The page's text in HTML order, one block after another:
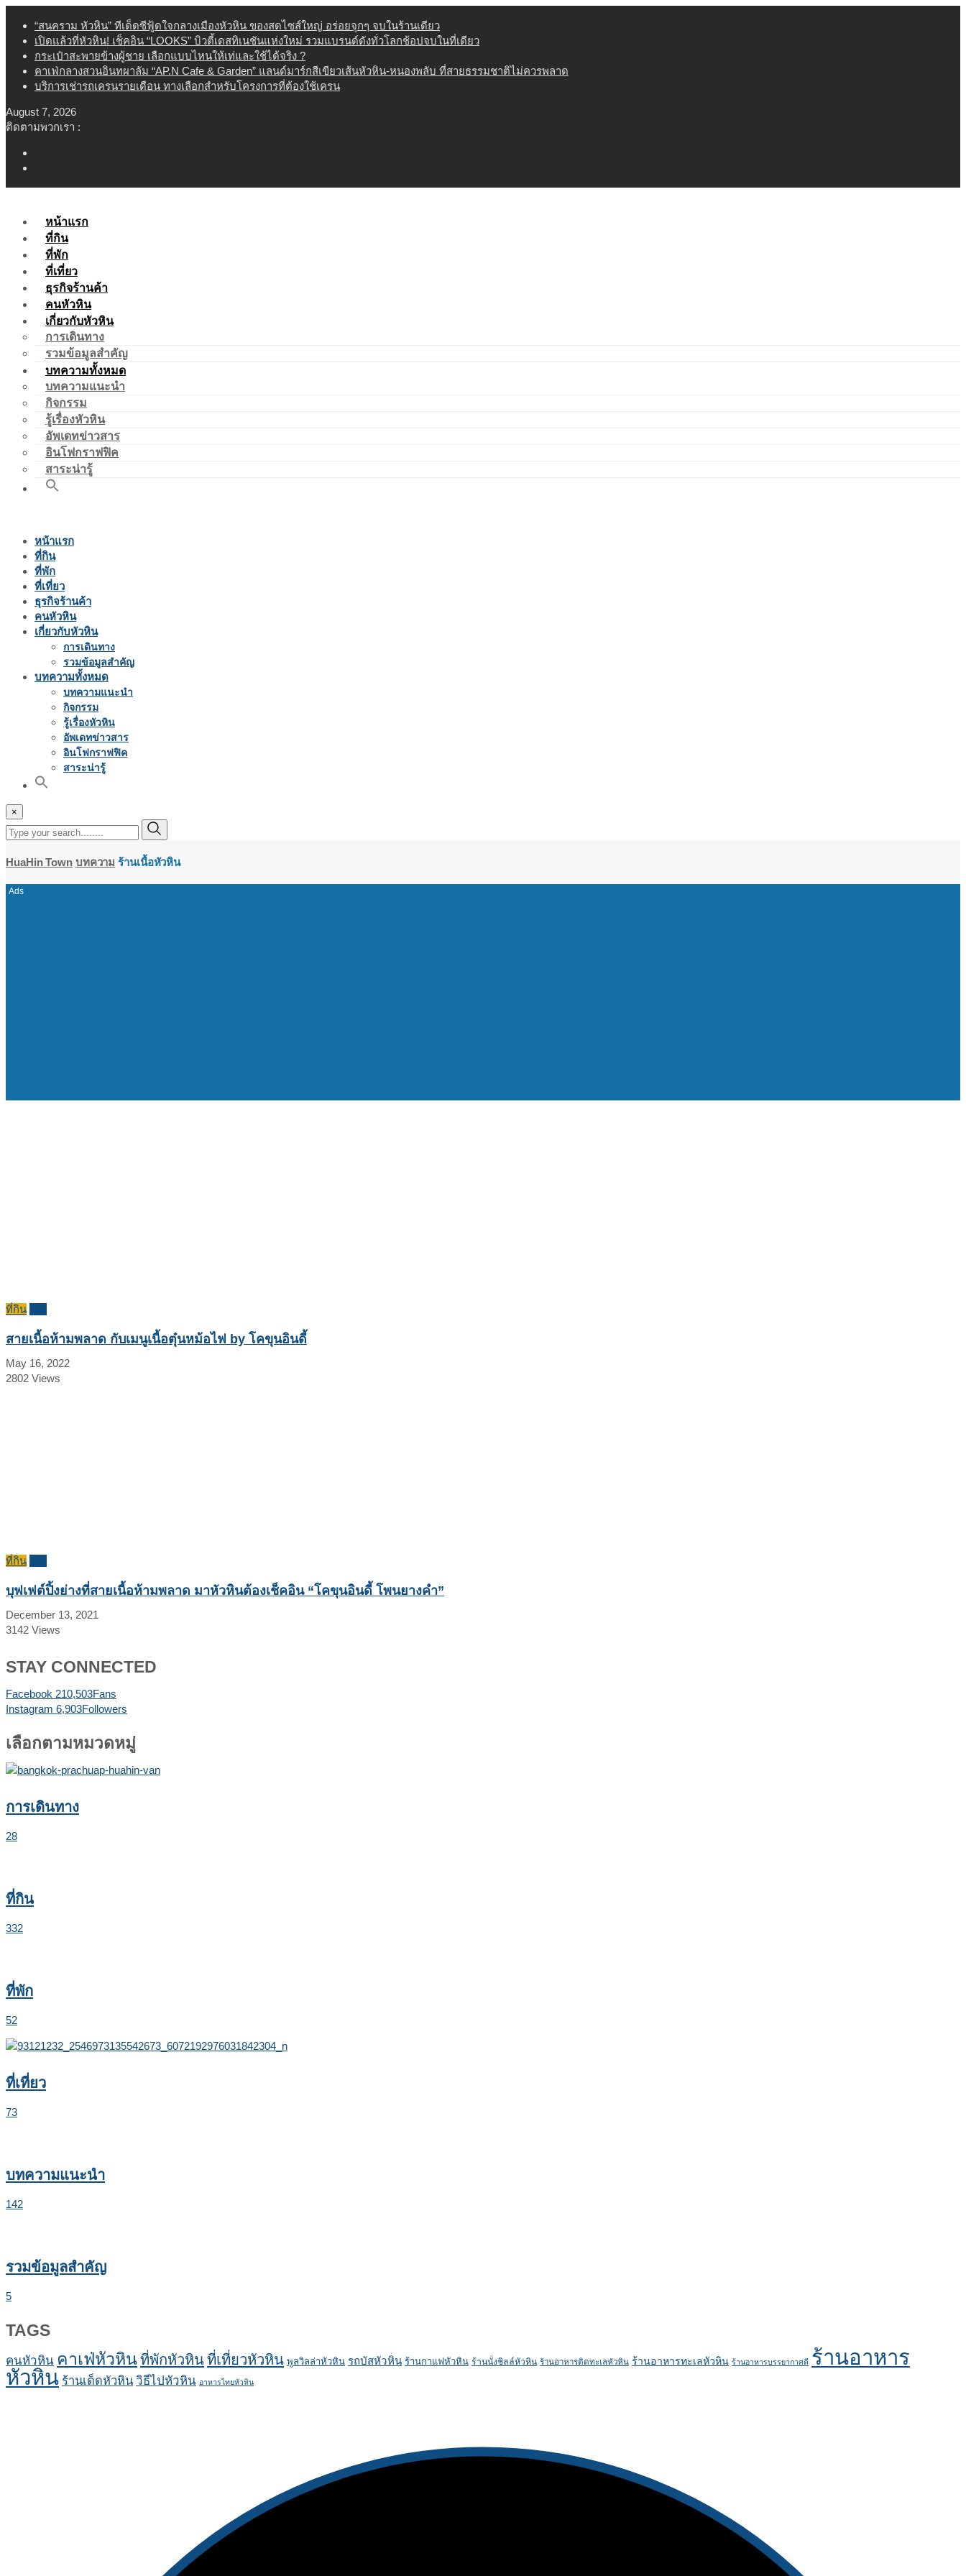
content
“สนคราม หัวหิน” ทีเด็ดซีฟู้ดใจกลางเมืองหัวหิน ของสดไซส์ใหญ่ อร่อยจุกๆ จบในร้านเดียว
เปิดแล้วที่หัวหิน! เช็คอิน “LOOKS” บิวตี้เดสทิเนชันแห่งใหม่ รวมแบรนด์ดังทั่วโลกช้อปจบในที่เดียว
กระเป๋าสะพายข้างผู้ชาย เลือกแบบไหนให้เท่และใช้ได้จริง ?
คาเฟ่กลางสวนอินทผาลัม “AP.N Cafe & Garden” แลนด์มาร์กสีเขียวเส้นหัวหิน-หนองพลับ ที่สายธรรมชาติไม่ควรพลาด
บริการเช่ารถเครนรายเดือน ทางเลือกสำหรับโครงการที่ต้องใช้เครน
August 7, 2026
ติดตามพวกเรา :
หน้าแรก
ที่กิน
ที่พัก
ที่เที่ยว
ธุรกิจร้านค้า
คนหัวหิน
เกี่ยวกับหัวหิน
การเดินทาง
รวมข้อมูลสำคัญ
บทความทั้งหมด
บทความแนะนำ
กิจกรรม
รู้เรื่องหัวหิน
อัพเดทข่าวสาร
อินโฟกราฟฟิค
สาระน่ารู้
หน้าแรก
ที่กิน
ที่พัก
ที่เที่ยว
ธุรกิจร้านค้า
คนหัวหิน
เกี่ยวกับหัวหิน
การเดินทาง
รวมข้อมูลสำคัญ
บทความทั้งหมด
บทความแนะนำ
กิจกรรม
รู้เรื่องหัวหิน
อัพเดทข่าวสาร
อินโฟกราฟฟิค
สาระน่ารู้
×
HuaHin Town บทความ ร้านเนื้อหัวหิน
ที่กิน
สายเนื้อห้ามพลาด กับเมนูเนื้อตุ๋นหม้อไฟ by โคขุนอินดี้
May 16, 2022
2802 Views
ที่กิน
บุฟเฟต์ปิ้งย่างที่สายเนื้อห้ามพลาด มาหัวหินต้องเช็คอิน “โคขุนอินดี้ โพนยางคำ”
December 13, 2021
3142 Views
STAY CONNECTED
Facebook 210,503Fans
Instagram 6,903Followers
เลือกตามหมวดหมู่
การเดินทาง
28
ที่กิน
332
ที่พัก
52
ที่เที่ยว
73
บทความแนะนำ
142
รวมข้อมูลสำคัญ
5
TAGS
คนหัวหิน คาเฟ่หัวหินที่พักหัวหินที่เที่ยวหัวหิน พูลวิลล่าหัวหิน รถบัสหัวหิน ร้านกาแฟหัวหิน ร้านนั่งชิลล์หัวหิน ร้านอาหารติดทะเลหัวหิน ร้านอาหารทะเลหัวหิน ร้านอาหารบรรยากาศดี ร้านอาหาร
หัวหิน ร้านเด็ดหัวหิน วิธีไปหัวหิน อาหารไทยหัวหิน